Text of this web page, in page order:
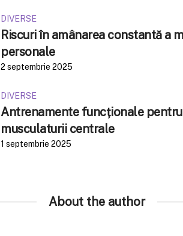
DIVERSE
Riscuri în amânarea constantă a
personale
2 septembrie 2025
DIVERSE
Antrenamente funcționale
musculaturii centrale
1 septembrie 2025
About the author